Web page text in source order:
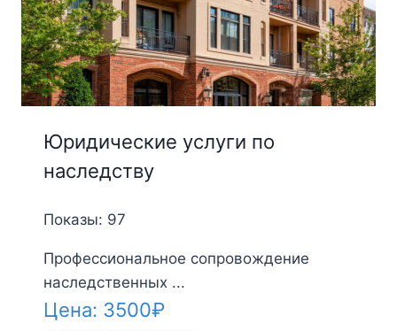
Юридические услуги по
наследству
Показы: 97
Профессиональное сопровождение
наследственных ...
Цена: 3500₽